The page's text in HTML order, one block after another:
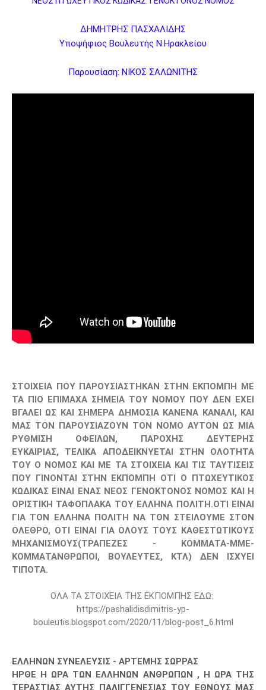
ΔΗΜΗΤΡΗΣ ΠΑΣΧΑΛΙΔΗΣ
Υποψήφιος Βουλευτής Ν.Ηρακλείου
Παρουσίαση: ΝΙΚΟΣ ΣΑΛΩΝΙΤΗΣ
ΣΤΟΙΧΕΙΑ ΠΟΥ ΠΑΡΟΥΣΙΑΣΤΗΚΑΝ ΣΤΗΝ ΕΚΠΟΜΠΗ ΜΕ
ΤΑ ΠΙΟ ΕΠΙΜΑΧΑ ΣΗΜΕΙΑ ΤΟΥ ΝΟΜΟΥ ΠΟΥ ΔΕΝ ΕΧΕΙ
ΒΓΑΛΕΙ ΩΣ ΚΑΙ ΣΗΜΕΡΑ ΔΗΜΟΣΙΑ ΚΑΝΕΝΑ ΚΑΝΑΛΙ, ΚΑΙ
ΜΑΣ ΤΟΝ ΠΑΡΟΥΣΙΑΖΟΥΝ ΤΟΝ ΝΟΜΟ ΑΥΤΟΝ ΩΣ ΜΙΑ
ΡΥΘΜΙΣΗ ΟΦΕΙΛΩΝ, ΠΑΡΟΧΗΣ ΔΕΥΤΕΡΗΣ
ΕΥΚΑΙΡΙΑΣ, ΤΕΛΙΚΑ ΑΠΟΔΕΙΚΝΥΕΤΑΙ ΣΤΗΝ ΟΛΟΤΗΤΑ
ΤΟΥ Ο ΝΟΜΟΣ ΚΑΙ ΜΕ ΤΑ ΣΤΟΙΧΕΙΑ ΚΑΙ ΤΙΣ ΤΑΥΤΙΣΕΙΣ
ΠΟΥ ΓΙΝΟΝΤΑΙ ΣΤΗΝ ΕΚΠΟΜΠΗ ΟΤΙ Ο ΠΤΩΧΕΥΤΙΚΟΣ
ΚΩΔΙΚΑΣ ΕΙΝΑΙ ΕΝΑΣ ΝΕΟΣ ΓΕΝΟΚΤΟΝΟΣ ΝΟΜΟΣ ΚΑΙ Η
ΟΡΙΣΤΙΚΗ ΤΑΦΟΠΛΑΚΑ ΤΟΥ ΕΛΛΗΝΑ ΠΟΛΙΤΗ.ΟΤΙ ΕΙΝΑΙ
ΓΙΑ ΤΟΝ ΕΛΛΗΝΑ ΠΟΛΙΤΗ ΝΑ ΤΟΝ ΣΤΕΙΛΟΥΜΕ ΣΤΟΝ
ΟΛΕΘΡΟ, ΟΤΙ ΕΙΝΑΙ ΓΙΑ ΟΛΟΥΣ ΤΟΥΣ ΚΑΘΕΣΤΩΤΙΚΟΥΣ
ΜΗΧΑΝΙΣΜΟΥΣ(ΤΡΑΠΕΖΕΣ - ΚΟΜΜΑΤΑ-ΜΜΕ-
ΚΟΜΜΑΤΑΝΘΡΩΠΟΙ, ΒΟΥΛΕΥΤΕΣ, ΚΤΛ) ΔΕΝ ΙΣΧΥΕΙ
ΤΙΠΟΤΑ.
ΟΛΑ ΤΑ ΣΤΟΙΧΕΙΑ ΤΗΣ ΕΚΠΟΜΠΗΣ ΕΔΩ:
https://pashalidisdimitris-yp-
bouleutis.blogspot.com/2020/11/blog-post_6.html
ΕΛΛΗΝΩΝ ΣΥΝΕΛΕΥΣΙΣ - ΑΡΤΕΜΗΣ ΣΩΡΡΑΣ
ΗΡΘΕ Η ΩΡΑ ΤΩΝ ΕΛΛΗΝΩΝ ΑΝΘΡΩΠΩΝ , Η ΩΡΑ ΤΗΣ